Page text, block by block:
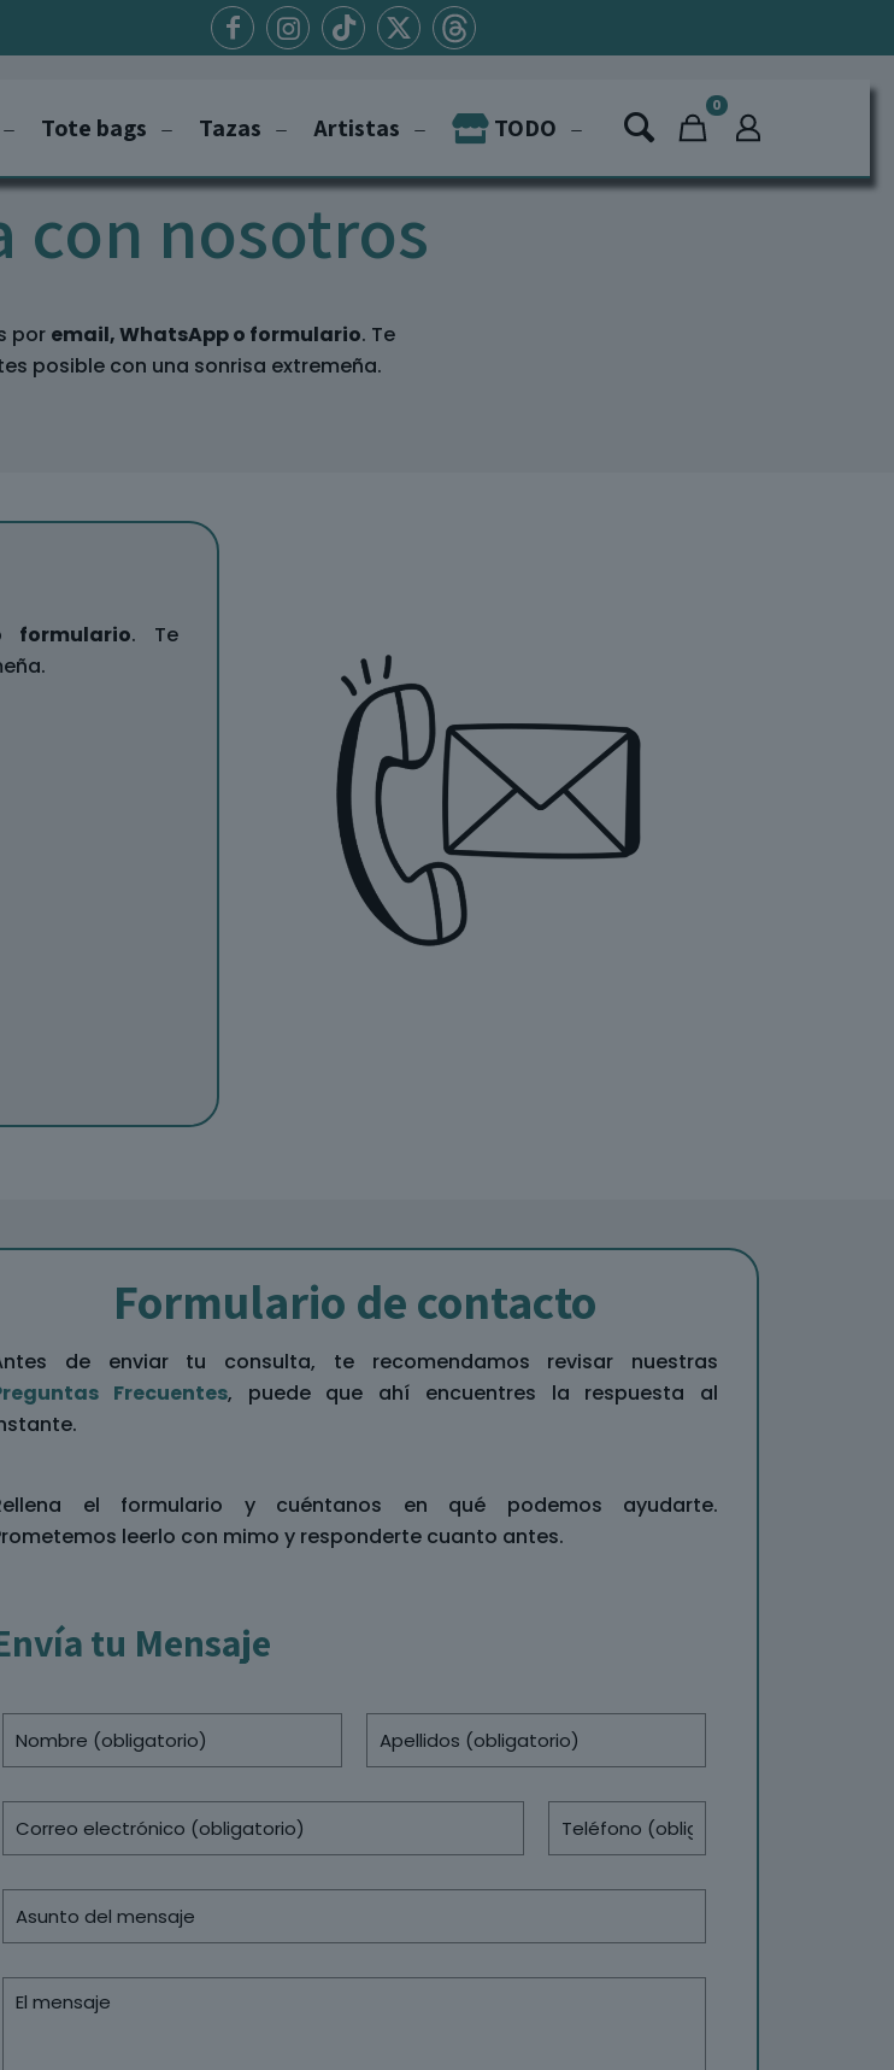
Tote bags Tazas Artistas TODO
0
con nosotros
por email, WhatsApp o formulario. Te
posible con una sonrisa extremeña.
formulario. Te
Formulario de contacto
de enviar tu consulta, te recomendamos revisar nuestras
Frecuentes, puede que ahí encuentres la respuesta al
el formulario y cuéntanos en qué podemos ayudarte.
leerlo con mimo y responderte cuanto antes.
tu Mensaje